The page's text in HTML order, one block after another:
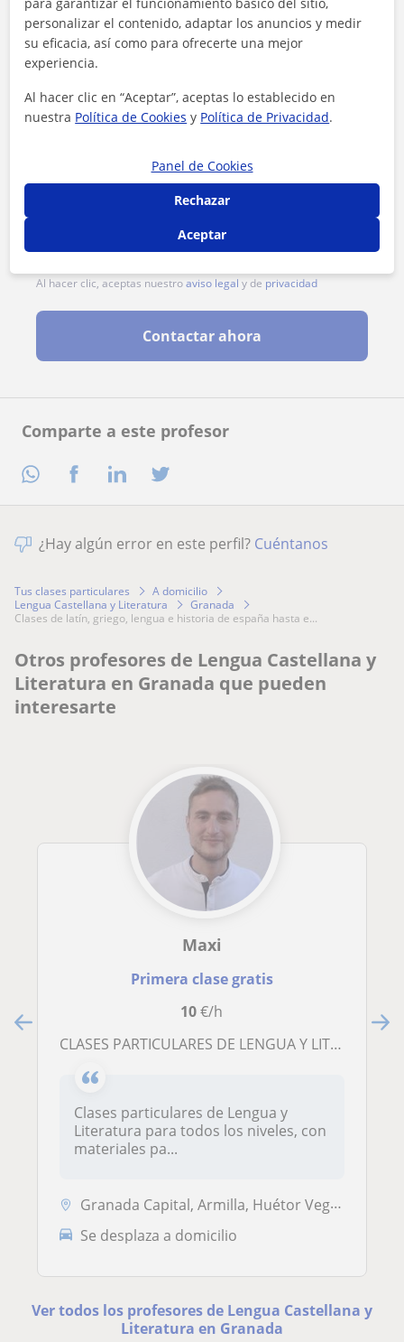
Comparte a este profesor
Al hacer clic, aceptas nuestroaviso legal y de privacidad
Contactar ahora
¿Hay algún error en este perfil? Cuéntanos
Tus clases particulares
A domicilio
Lengua Castellana y Literatura
Granada
clases de latín, griego, lengua e historia de españa hasta e...
Otros profesores de Lengua Castellana y
Literatura en Granada que pueden
interesarte
Maxi
Primera clase gratis
10€/h
CLASES PARTICULARES DE LENGUA Y LITERATURA
Clases particulares de Lengua y
Literatura para todos los niveles, con
materiales pa...
Granada Capital, Armilla, Huétor Vega, Maracena
Se desplaza a domicilio
Ver todos los profesores de Lengua Castellana y
Literatura en Granada
personalizar el contenido, adaptar los anuncios y medir
su eficacia, así como para ofrecerte una mejor
experiencia.
Al hacer clic en “Aceptar”, aceptas lo establecido en
nuestra Política de Cookies y Política de Privacidad.
Panel de Cookies
Rechazar
Aceptar